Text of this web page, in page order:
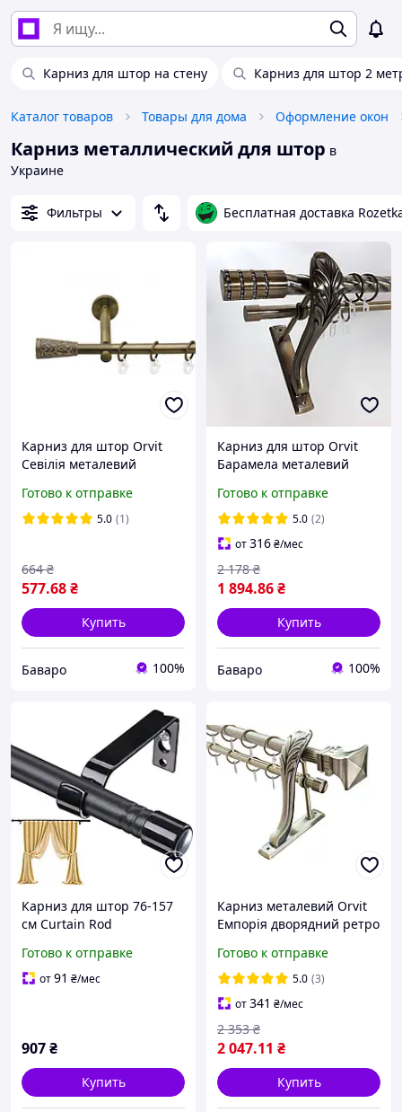
Карниз для штор на стену Карниз для штор 2
Каталог товаров Товары для дома Оформление окон
Карниз металлический для штор в
Украине
Фильтры Бесплатная доставка
Карниз для штор Orvit
Севілія металевий
циліндричний гладка
труба кільце металеве
Готово к отправке
5.0 (1)
577.68₴
664 ₴
Купить
Баваро 100%
Карниз для штор Orvit
Барамела металевий
труба кільце металеве
Антик 25\19 мм 240 см
Готово к отправке
5.0 (2)
от316₴/мес
1 894.86₴
2 178 ₴
Купить
Баваро 100%
Карниз для штор 76-157
см Curtain Rod
металлический карниз
для оконных штор
Готово к отправке
от91 ₴/мес
907₴
Купить
Карниз металевий Orvit
Емпорія дворядний ретро
25\19 мм 300 см
Готово к отправке
5.0 (3)
от341 ₴/мес
2 047.11 ₴
2 353 ₴
Купить